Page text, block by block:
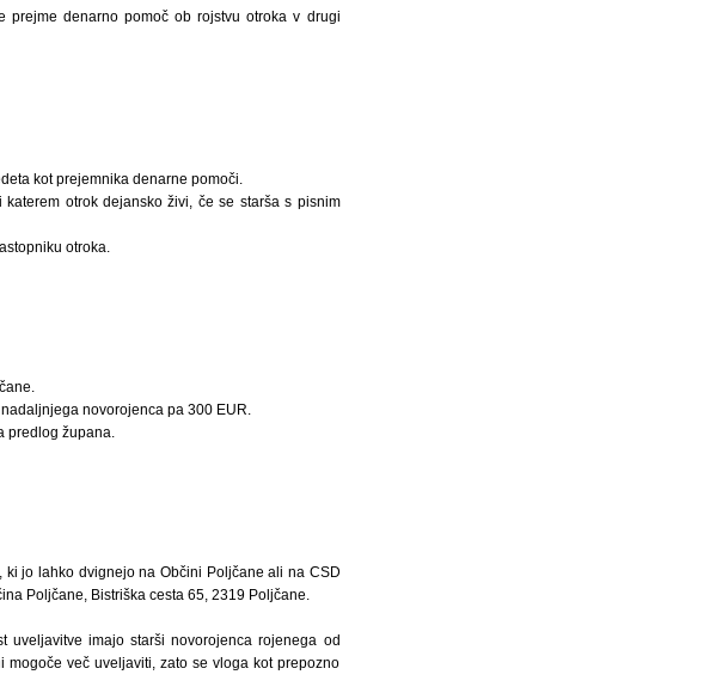
prejme denarno pomoč ob rojstvu otroka v drugi
kot prejemnika denarne pomoči.
otrok dejansko živi, če se starša s pisnim
otroka.
novorojenca pa 300 EUR.
predlog župana.
jo lahko dvignejo na Občini Poljčane ali na CSD
Poljčane, Bistriška cesta 65, 2319 Poljčane.
uveljavitve imajo starši novorojenca rojenega od
več uveljaviti, zato se vloga kot prepozno